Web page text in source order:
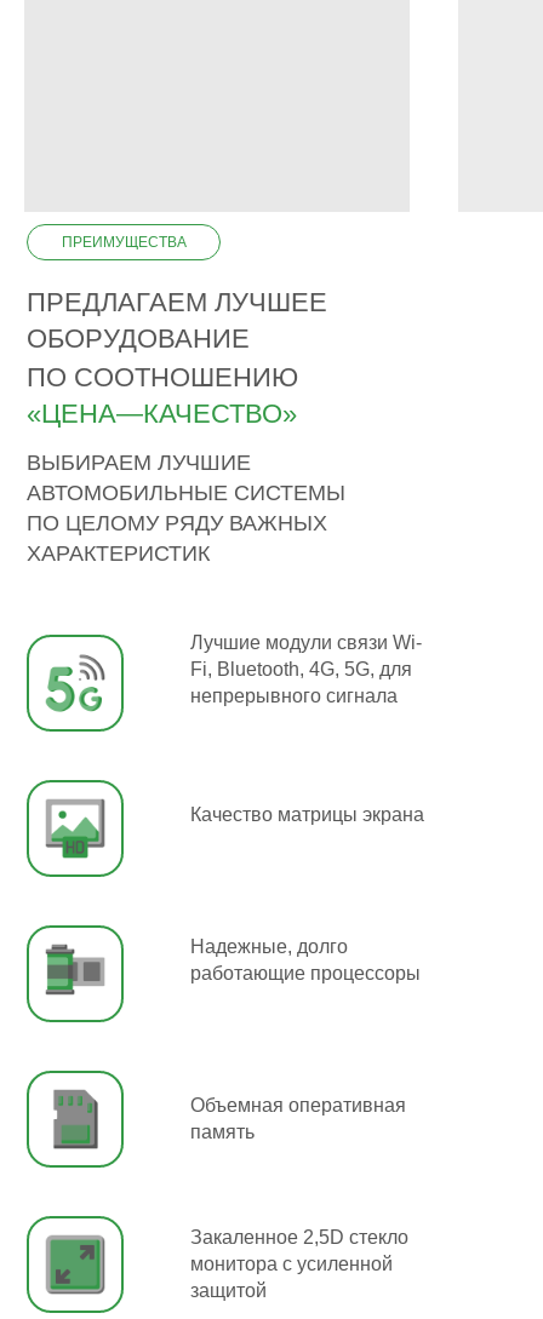
ПРЕИМУЩЕСТВА
ПРЕДЛАГАЕМ ЛУЧШЕЕ
ОБОРУДОВАНИЕ
ПО СООТНОШЕНИЮ
«ЦЕНА—КАЧЕСТВО»
ВЫБИРАЕМ ЛУЧШИЕ
АВТОМОБИЛЬНЫЕ СИСТЕМЫ
ПО ЦЕЛОМУ РЯДУ ВАЖНЫХ
ХАРАКТЕРИСТИК
Лучшие модули связи Wi-
Fi, Bluetooth, 4G, 5G, для
непрерывного сигнала
Объемная оперативная
память
Качество матрицы экрана
Закаленное 2,5D стекло
монитора с усиленной
защитой
Надежные, долго
работающие процессоры